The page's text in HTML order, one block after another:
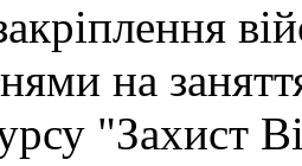
на
"Захист